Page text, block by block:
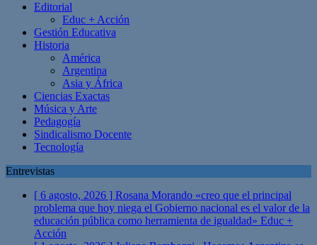
Editorial
Educ + Acción
Gestión Educativa
Historia
América
Argentina
Asia y África
Ciencias Exactas
Música y Arte
Pedagogía
Sindicalismo Docente
Tecnología
Entrevistas
[ 6 agosto, 2026 ] Rosana Morando «creo que el principal
problema que hoy niega el Gobierno nacional es el valor de la
educación pública como herramienta de igualdad» Educ +
Acción